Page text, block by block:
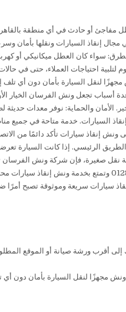
سيارات سريعة وموثوقة تصبح أمرًا
أقرب ورشة صيانة أو الموقع
مجهزًا لنقل السيارة بأمان دون